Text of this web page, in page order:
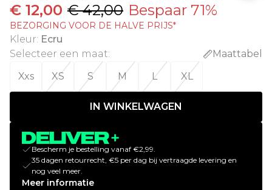
€ 12,00 € 42,00 Bespaar 71%
BEZORGING VOOR DE HALVE PRIJS*
Kleur: Ecru
Selecteer een maat:
Maattabel
Xxs
XS S M L XL
IN WINKELWAGEN
Bescherm je bestelling vanaf €2,99.
35 dagen retourrecht, €5 per dag bij vertraagde levering en
nog veel meer.
Meer informatie